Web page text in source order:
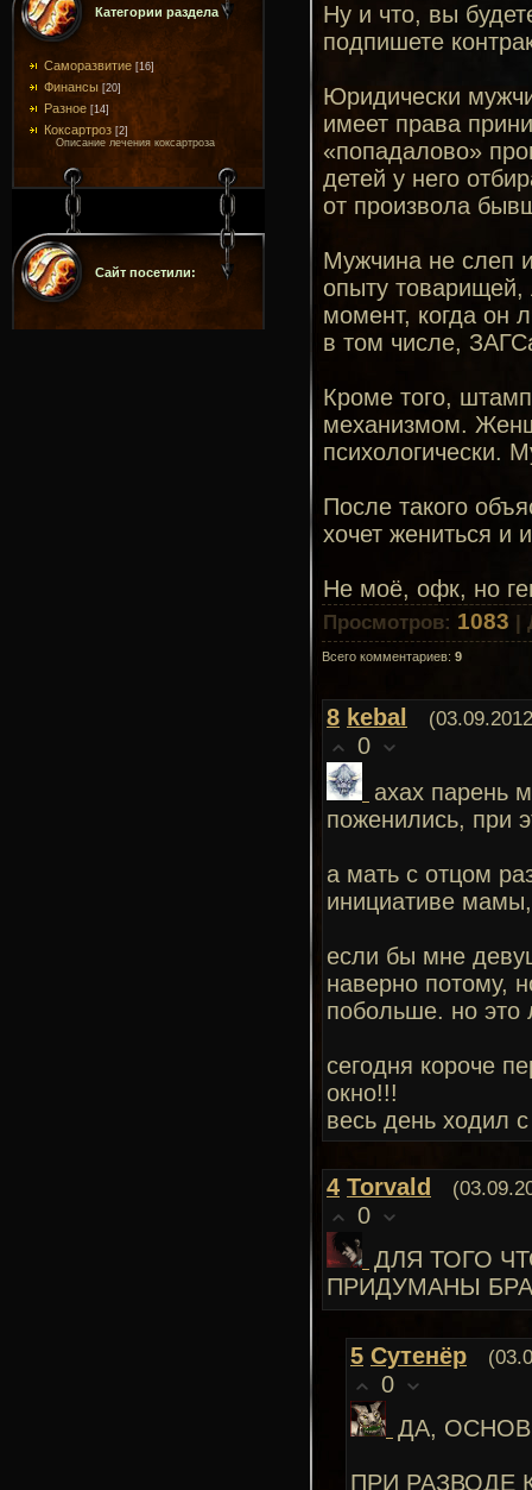
Категории раздела
Саморазвитие [16]
Финансы [20]
Разное [14]
Коксартроз [2]
Описание лечения коксартроза
Сайт посетили:
Ну и что, вы
подпишете
Юридически
имеет права
«попадалово»
детей у него
от произвола
Мужчина не слеп
опыту товарищей,
момент, когда он
в том числе,
Кроме того,
механизмом.
психологически.
После такого
хочет жениться и
Не моё, офк, но
Просмотров: 1083 |
Всего комментариев: 9
8 kebal
0
ахах парень
поженились, при
а мать с отцом
инициативе
если бы мне
наверно потому,
побольше. но
сегодня короче
окно!!!
весь день ходил
4 Torvald
0
ДЛЯ ТОГО
ПРИДУМАНЫ
5 Сутенёр
0
ДА,
ПРИ РАЗВОДЕ